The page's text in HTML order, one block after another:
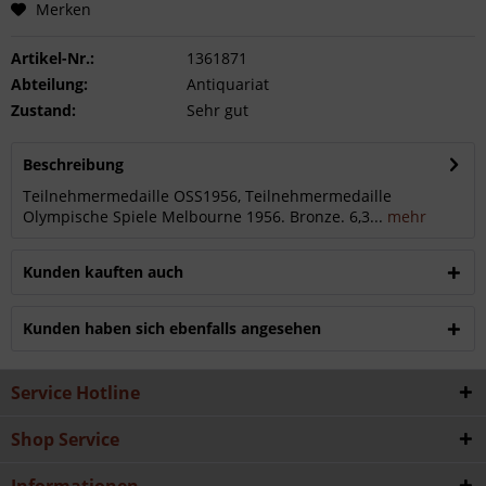
Merken
Artikel-Nr.:
1361871
Abteilung:
Antiquariat
Zustand:
Sehr gut
Beschreibung
Teilnehmermedaille OSS1956, Teilnehmermedaille
Olympische Spiele Melbourne 1956. Bronze. 6,3... mehr
Kunden kauften auch
Kunden haben sich ebenfalls angesehen
Service Hotline
Shop Service